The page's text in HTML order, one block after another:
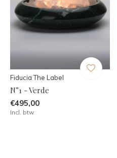
Fiducia The Label
N°1 - Verde
€495,00
Incl. btw